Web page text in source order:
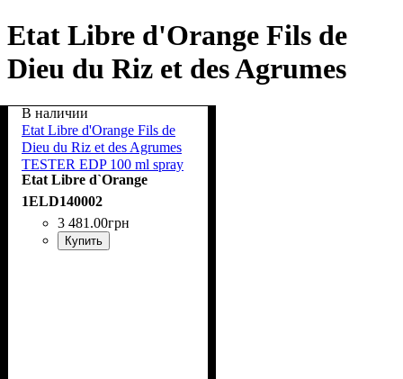
Etat Libre d'Orange Fils de
Dieu du Riz et des Agrumes
В наличии
Etat Libre d'Orange Fils de
Dieu du Riz et des Agrumes
TESTER EDP 100 ml spray
Etat Libre d`Orange
1ELD140002
3 481 .00грн
Купить